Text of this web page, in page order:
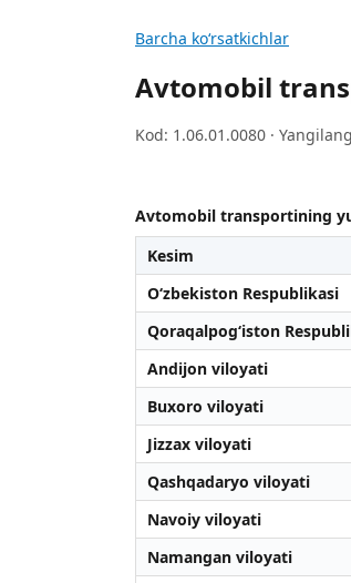
Barcha koʻrsatkichlar
Avtomobil
Kod: 1.06.01.0080 ·
Avtomobil transportining
Kesim
O‘zbekiston Respublikasi
Qoraqalpog‘iston
Andijon viloyati
Buxoro viloyati
Jizzax viloyati
Qashqadaryo viloyati
Navoiy viloyati
Namangan viloyati